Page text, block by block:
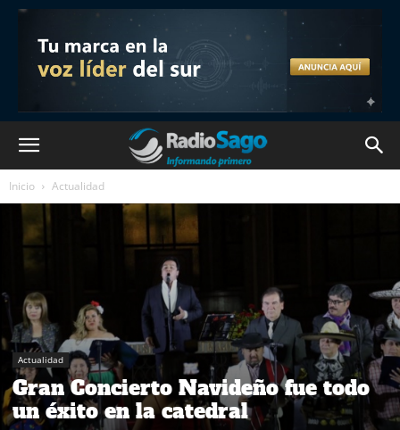
Inicio Actualidad
Actualidad
Gran Concierto Navideño fue todo
un éxito en la catedral